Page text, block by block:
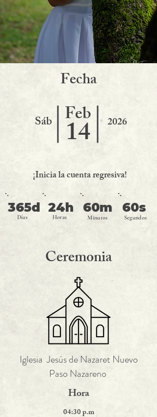
Fecha
2026
14
Feb
Sáb
¡Inicia la cuenta regresiva!
365d 24h 60m 60s
Días Horas Minutos Segundos
Ceremonia
Iglesia Jesús de Nazaret Nuevo
Paso Nazareno
Hora
04:30 p.m